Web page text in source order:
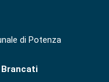
di Potenza
Brancati